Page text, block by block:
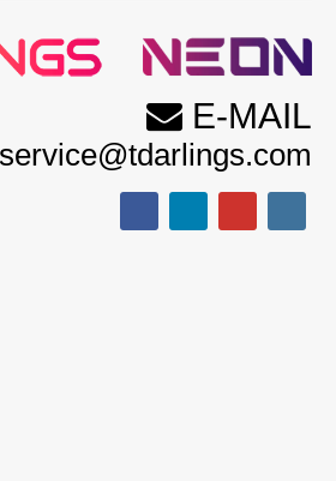
 E-MAIL